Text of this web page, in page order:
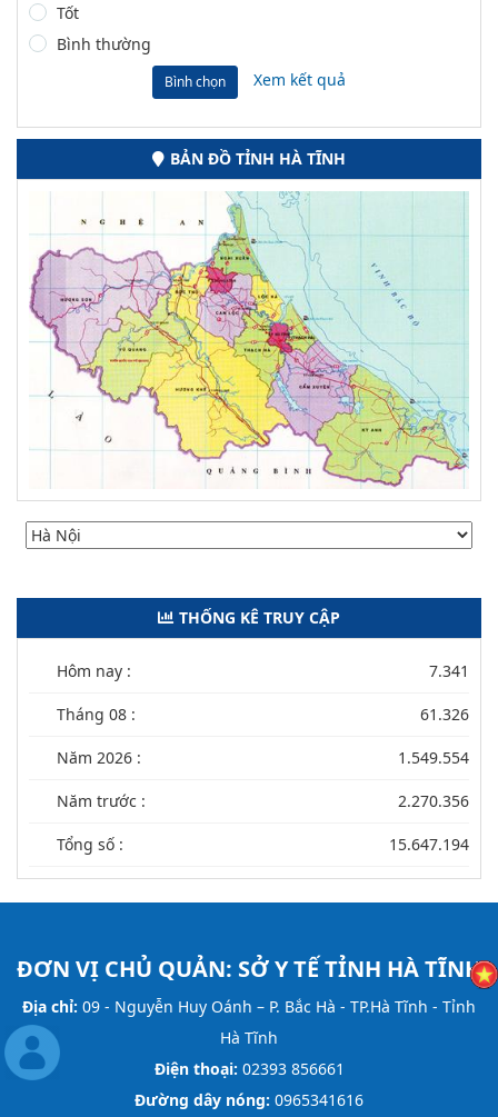
Tốt
Bình thường
Bình chọn Xem kết quả
BẢN ĐỒ TỈNH HÀ TĨNH
THỐNG KÊ TRUY CẬP
Hôm nay : 7.341
Tháng 08 : 61.326
Năm 2026 : 1.549.554
Năm trước : 2.270.356
Tổng số : 15.647.194
ĐƠN VỊ CHỦ QUẢN: SỞ Y TẾ TỈNH HÀ TĨNH
Địa chỉ: 09 - Nguyễn Huy Oánh – P. Bắc Hà - TP.Hà Tĩnh - Tỉnh
Hà Tĩnh
Điện thoại: 02393 856661
Đường dây nóng: 0965341616